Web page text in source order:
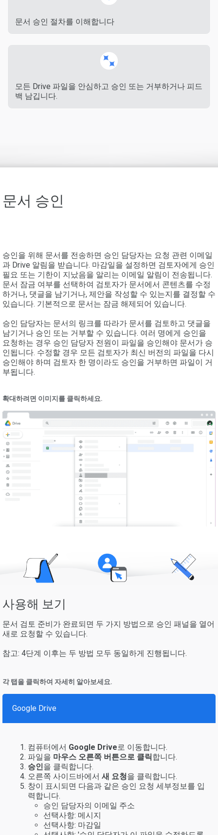
문서 승인 절차를 이해합니다
모든 Drive 파일을 안심하고 승인 또는 거부하거나 피드
백 남깁니다.
문서 승인
승인을 위해 문서를 전송하면 승인 담당자는 요청 관련 이메일
과 Drive 알림을 받습니다. 마감일을 설정하면 검토자에게 승인
필요 또는 기한이 지났음을 알리는 이메일 알림이 전송됩니다.
문서 잠금 여부를 선택하여 검토자가 문서에서 콘텐츠를 수정
하거나, 댓글을 남기거나, 제안을 작성할 수 있는지를 결정할 수
있습니다. 기본적으로 문서는 잠금 해제되어 있습니다.
승인 담당자는 문서의 링크를 따라가 문서를 검토하고 댓글을
남기거나 승인 또는 거부할 수 있습니다. 여러 명에게 승인을
요청하는 경우 승인 담당자 전원이 파일을 승인해야 문서가 승
인됩니다. 수정할 경우 모든 검토자가 최신 버전의 파일을 다시
승인해야 하며 검토자 한 명이라도 승인을 거부하면 파일이 거
부됩니다.
확대하려면 이미지를 클릭하세요.
사용해 보기
문서 검토 준비가 완료되면 두 가지 방법으로 승인 패널을 열어
새로 요청할 수 있습니다.
참고: 4단계 이후는 두 방법 모두 동일하게 진행됩니다.
각 탭을 클릭하여 자세히 알아보세요.
Google Drive
컴퓨터에서 Google Drive로 이동합니다.
파일을 마우스 오른쪽 버튼으로 클릭합니다.
승인을 클릭합니다.
오른쪽 사이드바에서 새 요청을 클릭합니다.
창이 표시되면 다음과 같은 승인 요청 세부정보를 입
력합니다.
승인 담당자의 이메일 주소
선택사항: 메시지
선택사항: 마감일